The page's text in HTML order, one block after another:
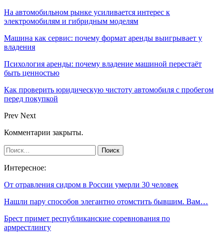
На автомобильном рынке усиливается интерес к
электромобилям и гибридным моделям
Машина как сервис: почему формат аренды выигрывает у
владения
Психология аренды: почему владение машиной перестаёт
быть ценностью
Как проверить юридическую чистоту автомобиля с пробегом
перед покупкой
Prev Next
Комментарии закрыты.
Интересное:
От отравления сидром в России умерли 30 человек
Нашли пару способов элегантно отомстить бывшим. Вам…
Брест примет республиканские соревнования по
армрестлингу